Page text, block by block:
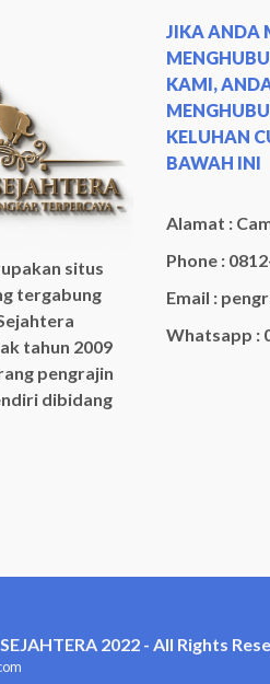
situs
tergabung
tahun 2009
pengrajin
dibidang
JIKA ANDA
KAMI,
KELUHAN
BAWAH INI
Alamat :
Phone :
Email :
Whatsapp :
2022 - All Rights